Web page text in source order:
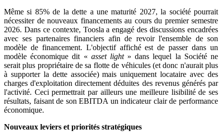
Même si 85% de la dette a une maturité 2027, la société pourrait
nécessiter de nouveaux financements au cours du premier semestre
2026. Dans ce contexte, Toosla a engagé des discussions encadrées
avec ses partenaires financiers afin de revoir l'ensemble de son
modèle de financement. L'objectif affiché est de passer dans un
modèle économique dit « asset light » dans lequel la Société ne
serait plus propriétaire de sa flotte de véhicules (et donc n'aurait plus
à supporter la dette associée) mais uniquement locataire avec des
charges d'exploitation directement déduites des revenus générés par
l'activité. Ceci permettrait par ailleurs une meilleure lisibilité de ses
résultats, faisant de son EBITDA un indicateur clair de performance
économique.
Nouveaux leviers et priorités stratégiques